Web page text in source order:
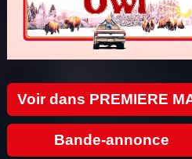
Voir dans PREMIERE
Bande-annonce